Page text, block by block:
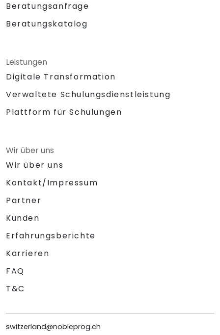
Beratungsanfrage
Beratungskatalog
Leistungen
Digitale Transformation
Verwaltete Schulungsdienstleistung
Plattform für Schulungen
Wir über uns
Wir über uns
Kontakt/Impressum
Partner
Kunden
Erfahrungsberichte
Karrieren
FAQ
T&C
switzerland@nobleprog.ch